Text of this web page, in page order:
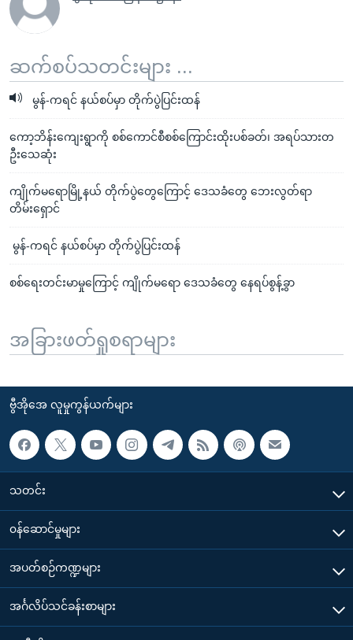
ဆက်စပ်သတင်းများ ...
မွန်-ကရင် နယ်စပ်မှာ တိုက်ပွဲပြင်းထန်
ကော့ဘိန်းကျေးရွာကို စစ်ကောင်စီစစ်ကြောင်းထိုးပစ်ခတ်၊ အရပ်သားတ
ဦးသေဆုံး
ကျိုက်မရောမြို့နယ် တိုက်ပွဲတွေကြောင့် ဒေသခံတွေ ဘေးလွတ်ရာ
တိမ်းရှောင်
မွန်-ကရင် နယ်စပ်မှာ တိုက်ပွဲပြင်းထန်
စစ်ရေးတင်းမာမှုကြောင့် ကျိုက်မရော ဒေသခံတွေ နေရပ်စွန့်ခွာ
အခြားဖတ်ရှုစရာများ
ဗွီအိုအေ လူမှုကွန်ယက်များ
သတင်း
၀န်ဆောင်မှုများ
အပတ်စဉ်ကဏ္ဍများ
အင်္ဂလိပ်သင်ခန်းစာများ